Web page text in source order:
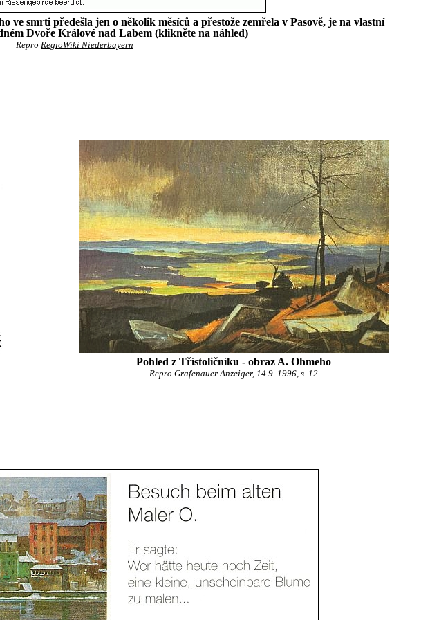
ve smrti předešla jen o několik měsíců a přestože zemřela v Pasově, je na vlastní
Dvoře Králové nad Labem (klikněte na náhled)
Repro RegioWiki Niederbayern
Pohled z Třístoličníku - obraz A. Ohmeho
Repro Grafenauer Anzeiger, 14.9. 1996, s. 12